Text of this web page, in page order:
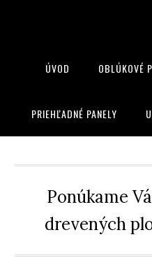
ÚVOD OBLÚKOVÉ
PRIEHĽADNÉ PANELY
Ponúkame
drevených